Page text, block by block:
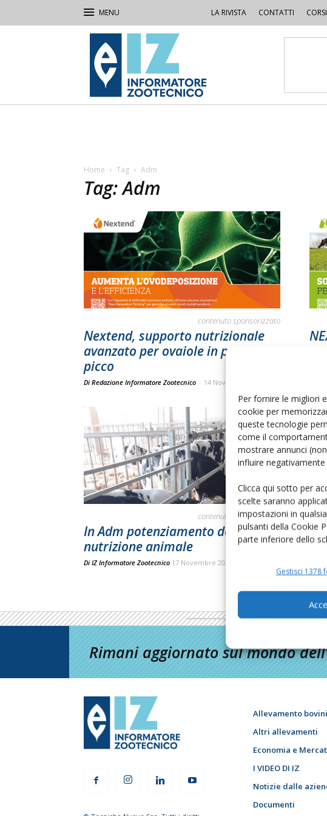
Per fornire le migliori
cookie per
queste tecnologie
come il
mostrare annunci
influire
Clicca qui sotto per
scelte saranno
impostazioni in
pulsanti della Cookie
parte inferiore dello
Gestisci 1378
LA RIVISTA CONTATTI CORSI
IZ
Informatore
Zootecnico
Home Tag Adm
Tag: Adm
contenuto sponsorizzato
Nextend, supporto nutrizionale
avanzato per ovaiole in post-
picco
Di Redazione Informatore Zootecnico - 14 Novembre 2025
contenuto sponsorizzato
In Adm potenziamento del settore
nutrizione animale
Di IZ Informatore Zootecnico 17 Novembre 2023
Rimani aggiornato sul mondo
Allevamento bovini
Altri allevamenti
Economia e
I VIDEO DI IZ
Notizie dalle
Documenti